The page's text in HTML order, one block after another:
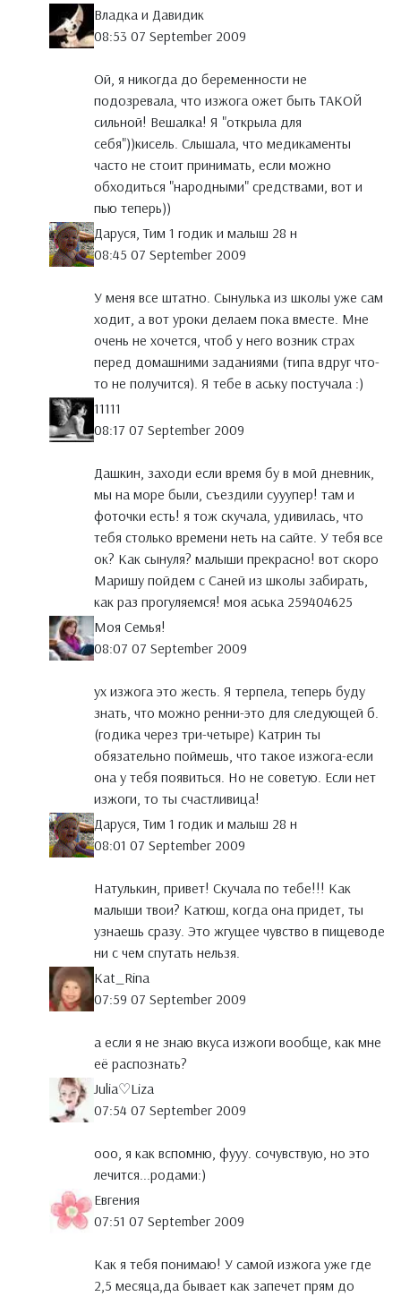
Владка и Давидик
08:53 07 September 2009
Ой, я никогда до беременности не
подозревала, что изжога ожет быть ТАКОЙ
сильной! Вешалка! Я "открыла для
себя"))кисель. Слышала, что медикаменты
часто не стоит принимать, если можно
обходиться "народными" средствами, вот и
пью теперь))
Даруся, Тим 1 годик и малыш 28 н
08:45 07 September 2009
У меня все штатно. Сынулька из школы уже сам
ходит, а вот уроки делаем пока вместе. Мне
очень не хочется, чтоб у него возник страх
перед домашними заданиями (типа вдруг что-
то не получится). Я тебе в аську постучала :)
11111
08:17 07 September 2009
Дашкин, заходи если время бу в мой дневник,
мы на море были, съездили сууупер! там и
фоточки есть! я тож скучала, удивилась, что
тебя столько времени неть на сайте. У тебя все
ок? Как сынуля? малыши прекрасно! вот скоро
Маришу пойдем с Саней из школы забирать,
как раз прогуляемся! моя аська 259404625
Моя Семья!
08:07 07 September 2009
ух изжога это жесть. Я терпела, теперь буду
знать, что можно ренни-это для следующей б.
(годика через три-четыре) Катрин ты
обязательно поймешь, что такое изжога-если
она у тебя появиться. Но не советую. Если нет
изжоги, то ты счастливица!
Даруся, Тим 1 годик и малыш 28 н
08:01 07 September 2009
Натулькин, привет! Скучала по тебе!!! Как
малыши твои? Катюш, когда она придет, ты
узнаешь сразу. Это жгущее чувство в пищеводе
ни с чем спутать нельзя.
Kat_Rina
07:59 07 September 2009
а если я не знаю вкуса изжоги вообще, как мне
её распознать?
Julia♡Liza
07:54 07 September 2009
ооо, я как вспомню, фууу. сочувствую, но это
лечится...родами:)
Евгения
07:51 07 September 2009
Как я тебя понимаю! У самой изжога уже где
2,5 месяца,да бывает как запечет прям до